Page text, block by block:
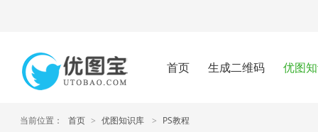
首页 生成二维码 优图
当前位置： 首页 > 优图知识库 > PS教程